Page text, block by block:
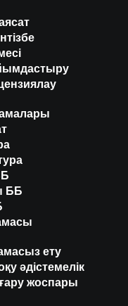
ББ
ету
әдістемелік
жоспары